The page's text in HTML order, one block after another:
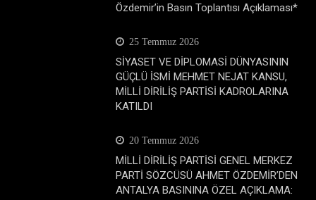
Özdemir’in Basın Toplantısı Açıklaması*
25 Temmuz 2026
SİYASET VE DİPLOMASİ DÜNYASININ
GÜÇLÜ İSMİ MEHMET NEJAT KANSU,
MİLLİ DİRİLİŞ PARTİSİ KADROLARINA
KATILDI
20 Temmuz 2026
MİLLİ DİRİLİŞ PARTİSİ GENEL MERKEZ
PARTİ SÖZCÜSÜ AHMET ÖZDEMİR’DEN
ANTALYA BASININA ÖZEL AÇIKLAMA: